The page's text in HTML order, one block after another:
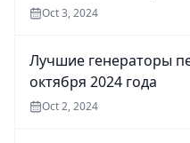
Oct 3, 2024
Лучшие генераторы
октября 2024 года
Oct 2, 2024